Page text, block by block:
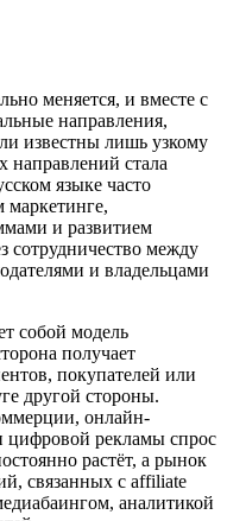
меняется, и вместе с
направления,
известны лишь узкому
направлений стала
языке часто
маркетинге,
и развитием
сотрудничество между
и владельцами
собой модель
получает
покупателей или
другой стороны.
онлайн-
рекламы спрос
растёт, а рынок
связанных с affiliate
аналитикой